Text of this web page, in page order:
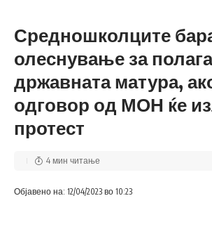
Средношколците
олеснување за
државната матура,
одговор од МОН ќе
протест
Објавено на: 12/04/2023 во 10:23
4 мин читање